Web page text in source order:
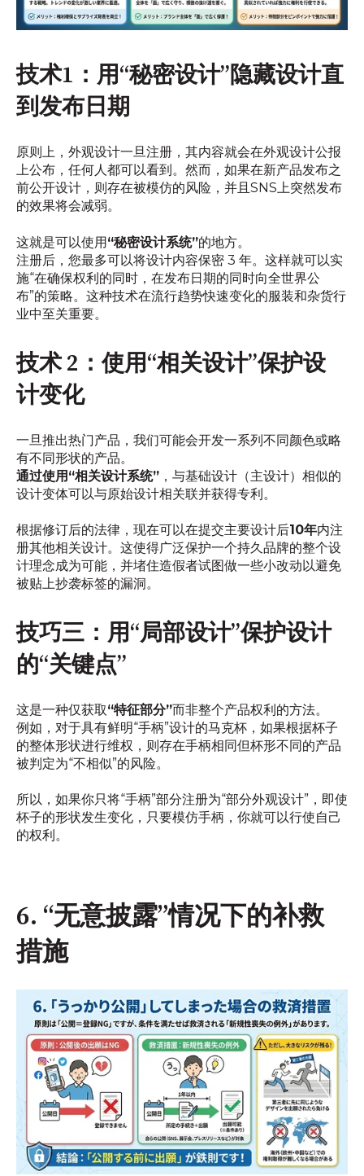
技术1：用“秘密设计”隐藏设计直
到发布日期
原则上，外观设计一旦注册，其内容就会在外观设计公报
上公布，任何人都可以看到。然而，如果在新产品发布之
前公开设计，则存在被模仿的风险，并且SNS上突然发布
的效果将会减弱。
这就是可以使用“秘密设计系统”的地方。
注册后，您最多可以将设计内容保密 3 年。这样就可以实
施“在确保权利的同时，在发布日期的同时向全世界公
布”的策略。这种技术在流行趋势快速变化的服装和杂货行
业中至关重要。
技术 2：使用“相关设计”保护设
计变化
一旦推出热门产品，我们可能会开发一系列不同颜色或略
有不同形状的产品。
通过使用“相关设计系统” ，与基础设计（主设计）相似的
设计变体可以与原始设计相关联并获得专利。
根据修订后的法律，现在可以在提交主要设计后10年内注
册其他相关设计。这使得广泛保护一个持久品牌的整个设
计理念成为可能，并堵住造假者试图做一些小改动以避免
被贴上抄袭标签的漏洞。
技巧三：用“局部设计”保护设计
的“关键点”
这是一种仅获取“特征部分”而非整个产品权利的方法。
例如，对于具有鲜明“手柄”设计的马克杯，如果根据杯子
的整体形状进行维权，则存在手柄相同但杯形不同的产品
被判定为“不相似”的风险。
所以，如果你只将“手柄”部分注册为“部分外观设计”，即使
杯子的形状发生变化，只要模仿手柄，你就可以行使自己
的权利。
6. “无意披露”情况下的补救
措施